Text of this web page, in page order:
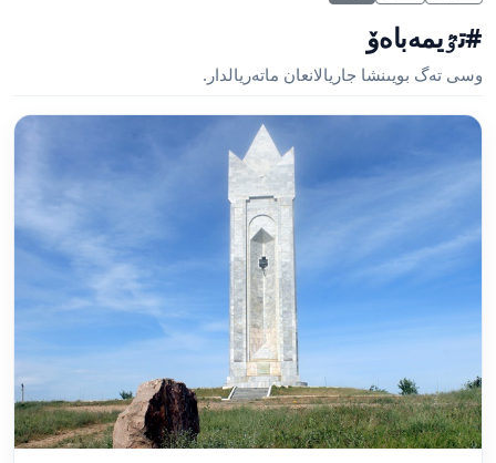
#تٷيمەباەۆ
وسى تەگ بويىنشا جاريالانعان ماتەريالدار.